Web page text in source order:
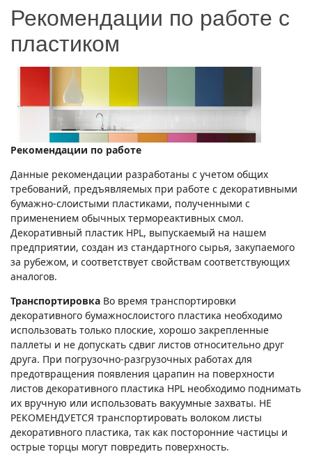
Рекомендации по работе с
пластиком
Рекомендации по работе
Данные рекомендации разработаны с учетом общих
требований, предъявляемых при работе с декоративными
бумажно-слоистыми пластиками, полученными с
применением обычных термореактивных смол.
Декоративный пластик HPL, выпускаемый на нашем
предприятии, создан из стандартного сырья, закупаемого
за рубежом, и соответствует свойствам соответствующих
аналогов.
Транспортировка Во время транспортировки
декоративного бумажнослоистого пластика необходимо
использовать только плоские, хорошо закрепленные
паллеты и не допускать сдвиг листов относительно друг
друга. При погрузочно-разгрузочных работах для
предотвращения появления царапин на поверхности
листов декоративного пластика HPL необходимо поднимать
их вручную или использовать вакуумные захваты. НЕ
РЕКОМЕНДУЕТСЯ транспортировать волоком листы
декоративного пластика, так как посторонние частицы и
острые торцы могут повредить поверхность.